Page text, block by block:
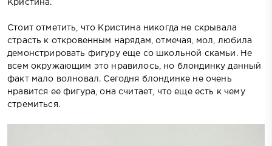
Кристина.
Стоит отметить, что Кристина никогда не скрывала
страсть к откровенным нарядам, отмечая, мол, любила
демонстрировать фигуру еще со школьной скамьи. Не
всем окружающим это нравилось, но блондинку данный
факт мало волновал. Сегодня блондинке не очень
нравится ее фигура, она считает, что еще есть к чему
стремиться.